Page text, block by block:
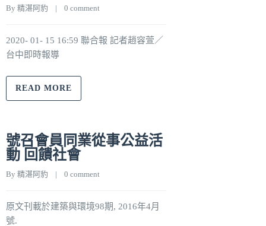
By 精湛阿豹
    |
0 comment
2020- 01- 15 16:59 聯合報 記者趙容萱／
台中即時報導
READ MORE
號召會員同業從事公益活
動 回饋社會
By 精湛阿豹
    |
0 comment
原文刊載於建築與環境98期, 2016年4月
號.